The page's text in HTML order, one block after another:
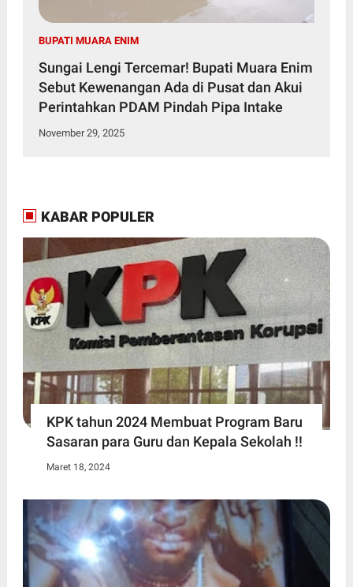
BUPATI MUARA ENIM
Sungai Lengi Tercemar! Bupati Muara Enim
Sebut Kewenangan Ada di Pusat dan Akui
Perintahkan PDAM Pindah Pipa Intake
November 29, 2025
KABAR POPULER
KPK tahun 2024 Membuat Program Baru
Sasaran para Guru dan Kepala Sekolah !!
Maret 18, 2024